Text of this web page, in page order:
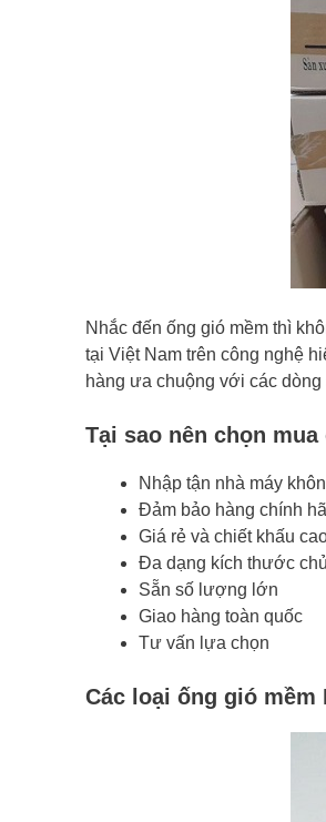
Nhắc đến ống gió mềm thì
tại Việt Nam trên công nghệ
hàng ưa chuộng với các
Tại sao nên chọn
Nhập tận nhà máy
Đảm bảo hàng chính
Giá rẻ và chiết khấu
Đa dạng kích thước
Sẵn số lượng lớn
Giao hàng toàn quốc
Tư vấn lựa chọn
Các loại ống gió mềm